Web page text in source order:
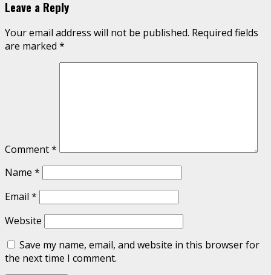
Leave a Reply
Your email address will not be published. Required fields
are marked *
Comment*
Name *
Email *
Website
Save my name, email, and website in this browser for
the next time I comment.